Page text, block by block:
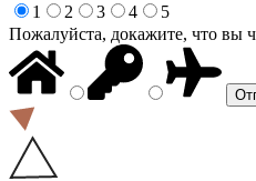
1
2 3 4
5
Пожалуйста, докажите, что вы